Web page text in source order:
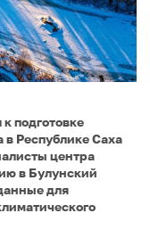
подготовке
в Республике Саха
центра
в Булунский
для